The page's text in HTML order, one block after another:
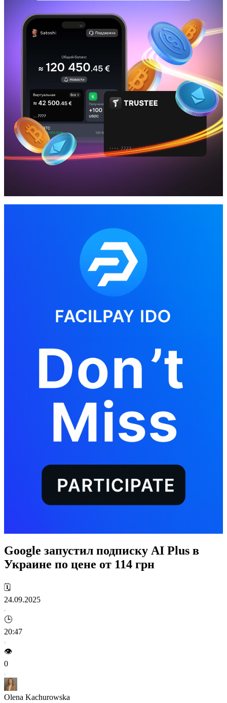
Google запустил подписку AI Plus в
Украине по цене от 114 грн
🗓️
24.09.2025
🕒
20:47
👁️
0
Olena Kachurowska